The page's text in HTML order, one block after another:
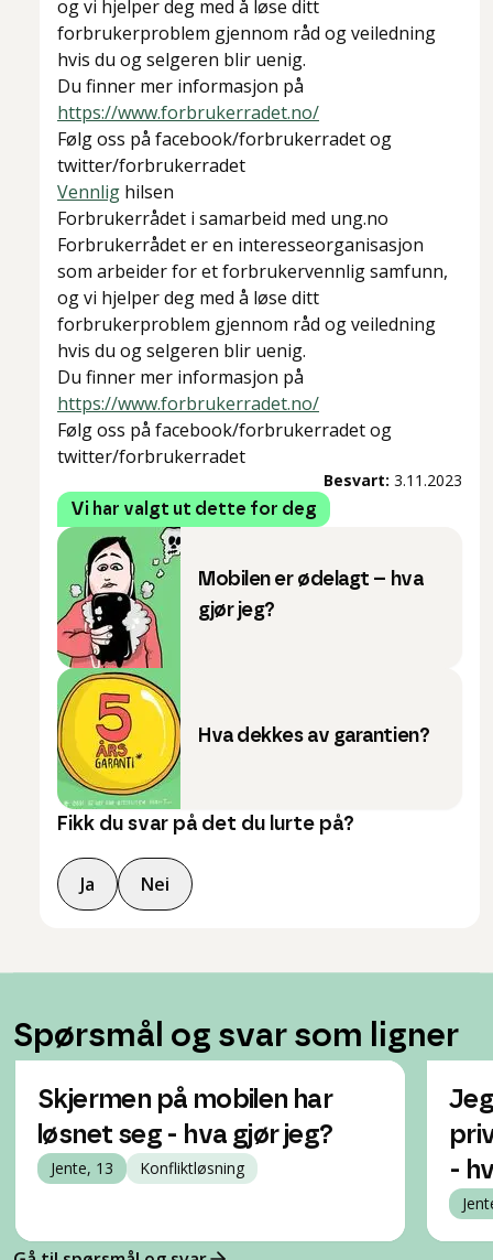
og vi hjelper deg med å løse ditt
forbrukerproblem gjennom råd og veiledning
hvis du og selgeren blir uenig.
Du finner mer informasjon på
https://www.forbrukerradet.no/
Følg oss på facebook/forbrukerradet og
twitter/forbrukerradet
Vennlig hilsen
Forbrukerrådet i samarbeid med ung.no
Forbrukerrådet er en interesseorganisasjon
som arbeider for et forbrukervennlig samfunn,
og vi hjelper deg med å løse ditt
forbrukerproblem gjennom råd og veiledning
hvis du og selgeren blir uenig.
Du finner mer informasjon på
https://www.forbrukerradet.no/
Følg oss på facebook/forbrukerradet og
twitter/forbrukerradet
Besvart: 3.11.2023
Vi har valgt ut dette for deg
Mobilen er ødelagt – hva
gjør jeg?
Hva dekkes av garantien?
Fikk du svar på det du lurte på?
Ja Nei
Spørsmål og svar som ligner
Skjermen på mobilen har
løsnet seg - hva gjør jeg?
Jente, 13 Konfliktløsning
-